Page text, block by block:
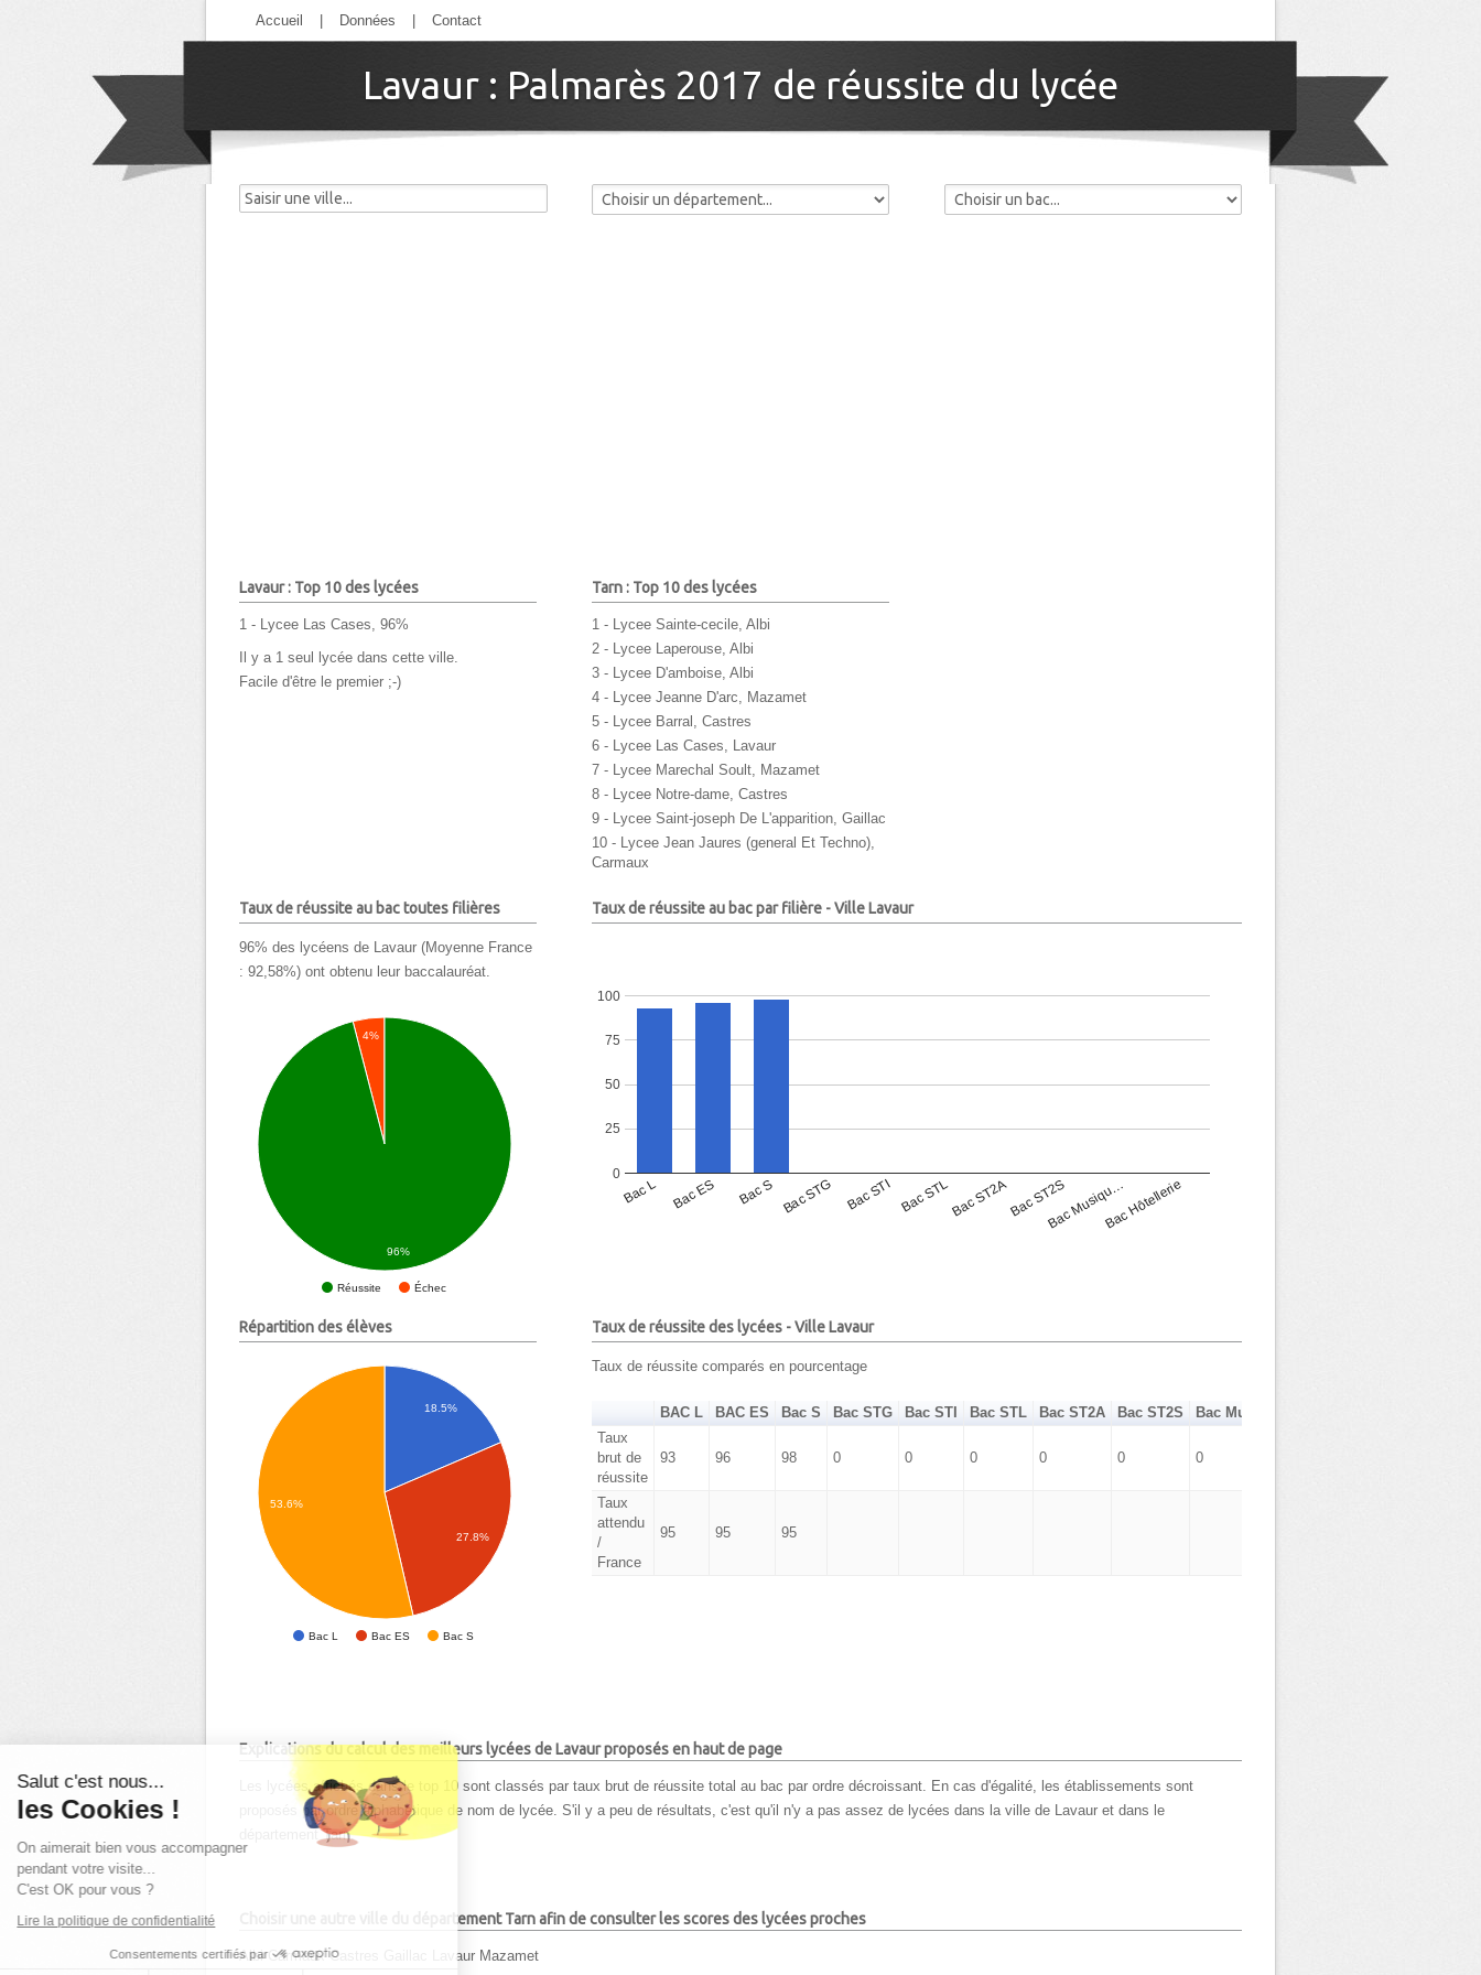
Accueil Données Contact
Lavaur : Palmarès 2017 de réussite du lycée
Lavaur : Top 10 des lycées
1 - Lycee Las Cases, 96%
Il y a 1 seul lycée dans cette ville.
Facile d'être le premier ;-)
Tarn : Top 10 des lycées
1 - Lycee Sainte-cecile, Albi
2 - Lycee Laperouse, Albi
3 - Lycee D'amboise, Albi
4 - Lycee Jeanne D'arc, Mazamet
5 - Lycee Barral, Castres
6 - Lycee Las Cases, Lavaur
7 - Lycee Marechal Soult, Mazamet
8 - Lycee Notre-dame, Castres
9 - Lycee Saint-joseph De L'apparition, Gaillac
10 - Lycee Jean Jaures (general Et Techno),
Carmaux
Taux de réussite au bac toutes filières
96% des lycéens de Lavaur (Moyenne France
: 92,58%) ont obtenu leur baccalauréat.
Réussite Échec
4%
96%
Taux de réussite au bac par filière - Ville Lavaur
Bac L Bac ES Bac S Bac STG Bac STI Bac STLBac ST2ABac ST2SBac Musiqu…Bac Hôtellerie
0
25
50
75
100
Répartition des élèves
Bac L Bac ES Bac S
18.5%
27.8%
53.6%
Taux de réussite des lycées - Ville Lavaur
Taux de réussite comparés en pourcentage
BAC L BAC ES Bac S Bac STG Bac STI Bac STL Bac ST2A Bac ST2S Bac Musique Danse
Taux
brut de
réussite
93 96 98 0 0 0 0 0 0
Taux
attendu
/
France
95 95 95
Explications du calcul des meilleurs lycées de Lavaur proposés en haut de page
Les lycées affichés dans le top 10 sont classés par taux brut de réussite total au bac par ordre décroissant. En cas d'égalité, les établissements sont
proposés par ordre alphabétique de nom de lycée. S'il y a peu de résultats, c'est qu'il n'y a pas assez de lycées dans la ville de Lavaur et dans le
département Tarn.
Choisir une autre ville du département Tarn afin de consulter les scores des lycées proches
Albi Carmaux Castres Lavaur Mazamet
Salut c'est nous...
les Cookies !
On aimerait bien vous accompagner
pendant votre visite...
C'est OK pour vous ?
Lire la politique de confidentialité
Consentements certifiés par